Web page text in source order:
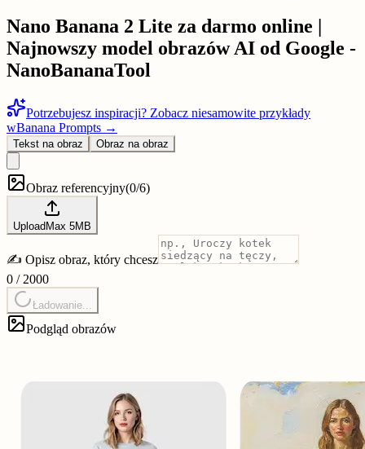
Nano Banana 2 Lite za darmo online |
Najnowszy model obrazów AI od Google -
NanoBananaTool
Potrzebujesz inspiracji? Zobacz niesamowite przykłady
wBanana Prompts →
Tekst na obraz Obraz na obraz
Obraz referencyjny(0/6)
Upload Max 5MB
✍️ Opisz obraz, który chcesz
0 / 2000
Ładowanie...
Podgląd obrazów